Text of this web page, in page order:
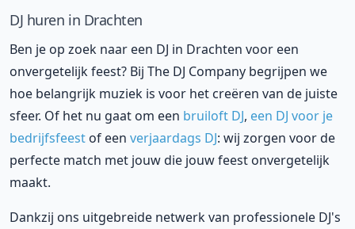
DJ huren in Drachten
Ben je op zoek naar een DJ in Drachten voor een
onvergetelijk feest? Bij The DJ Company begrijpen we
hoe belangrijk muziek is voor het creëren van de juiste
sfeer. Of het nu gaat om een bruiloft DJ, een DJ voor je
bedrijfsfeest of een verjaardags DJ: wij zorgen voor de
perfecte match met jouw die jouw feest onvergetelijk
maakt.
Dankzij ons uitgebreide netwerk van professionele DJ's